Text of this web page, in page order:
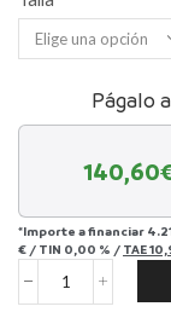
Págalo
140,60
*Importe a financiar
€ / TIN 0,00 % / TAE
Diverge